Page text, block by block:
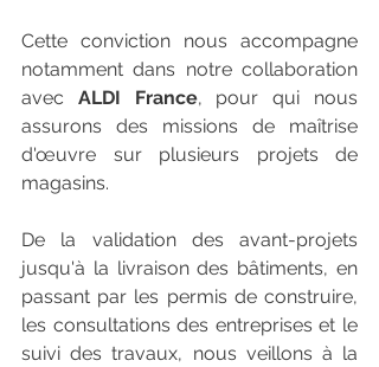
Cette conviction nous accompagne
notamment dans notre collaboration
avec ALDI France, pour qui nous
assurons des missions de maîtrise
d'œuvre sur plusieurs projets de
magasins.
De la validation des avant-projets
jusqu'à la livraison des bâtiments, en
passant par les permis de construire,
les consultations des entreprises et le
suivi des travaux, nous veillons à la